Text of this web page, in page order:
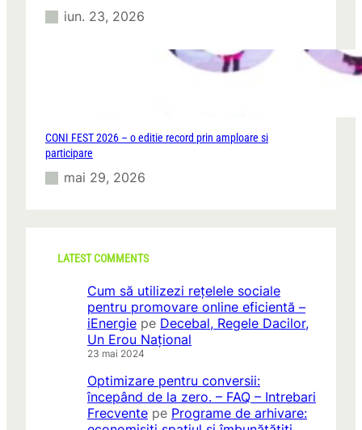
iun. 23, 2026
CONI FEST 2026 – o editie record prin amploare si
participare
mai 29, 2026
LATEST COMMENTS
Cum să utilizezi rețelele sociale
pentru promovare online eficientă –
iEnergie pe Decebal, Regele Dacilor,
Un Erou Național
23 mai 2024
Optimizare pentru conversii:
începând de la zero. – FAQ – Intrebari
Frecvente pe Programe de arhivare: